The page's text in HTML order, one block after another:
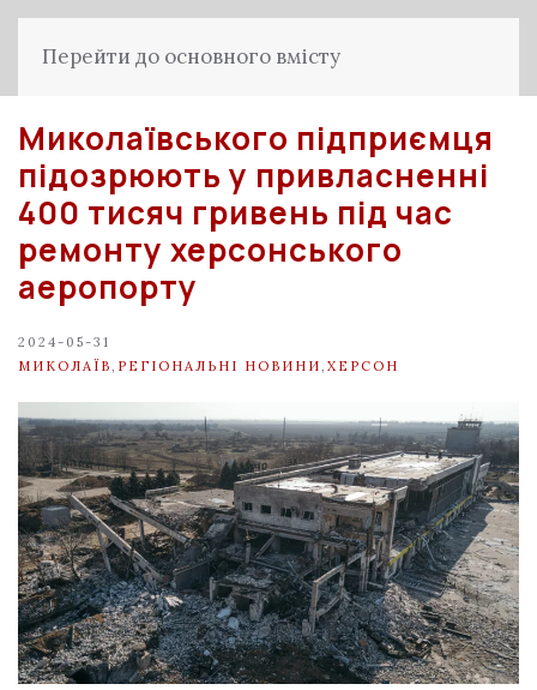
Перейти до основного вмісту
Миколаївського підприємця
підозрюють у привласненні
400 тисяч гривень під час
ремонту херсонського
аеропорту
2024-05-31
МИКОЛАЇВ РЕГІОНАЛЬНІ НОВИНИ ХЕРСОН